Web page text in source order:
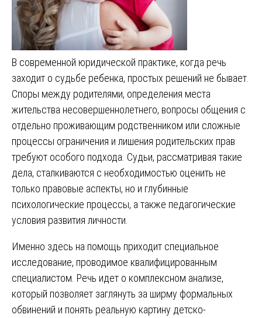
В современной юридической практике, когда речь
заходит о судьбе ребенка, простых решений не бывает.
Споры между родителями, определения места
жительства несовершеннолетнего, вопросы общения с
отдельно проживающим родственником или сложные
процессы ограничения и лишения родительских прав
требуют особого подхода. Судьи, рассматривая такие
дела, сталкиваются с необходимостью оценить не
только правовые аспекты, но и глубинные
психологические процессы, а также педагогические
условия развития личности.
Именно здесь на помощь приходит специальное
исследование, проводимое квалифицированным
специалистом. Речь идет о комплексном анализе,
который позволяет заглянуть за ширму формальных
обвинений и понять реальную картину детско-